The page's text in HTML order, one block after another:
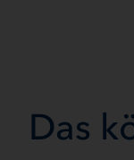
Das